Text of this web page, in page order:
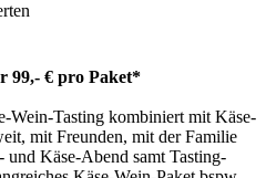
99,- € pro Paket*
Wein-Tasting kombiniert mit Käse-
mit Freunden, mit der Familie
und Käse-Abend samt Tasting-